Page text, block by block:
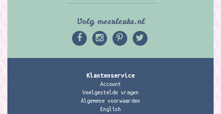
Volg meerleuks.nl
Klantenservice
Account
Veelgestelde vragen
Algemene voorwaarden
English